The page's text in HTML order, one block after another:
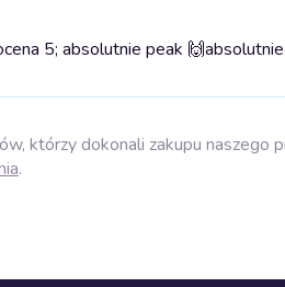
5; absolutnie peak 🙌
którzy dokonali zakupu naszego
.